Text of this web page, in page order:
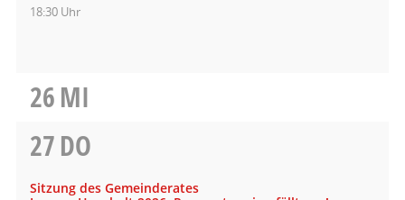
18:30 Uhr
26MI
27DO
Sitzung des Gemeinderates